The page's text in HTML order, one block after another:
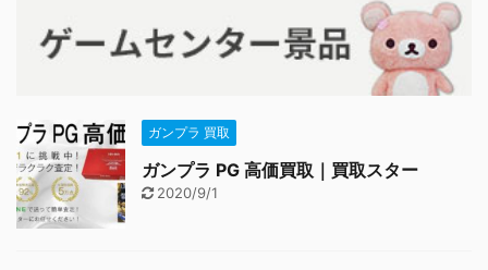
ガンプラ 買取
ガンプラ PG 高価買取｜買取スター
2020/9/1